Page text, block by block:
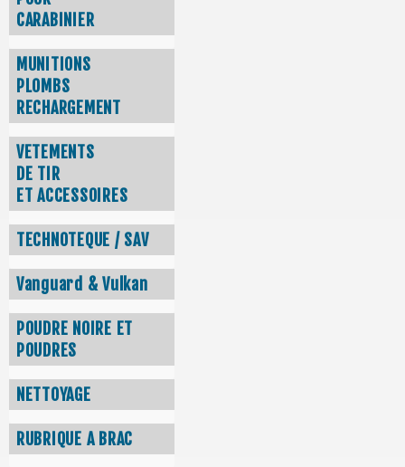
CARABINIER
MUNITIONS
PLOMBS
RECHARGEMENT
VETEMENTS
DE TIR
ET ACCESSOIRES
TECHNOTEQUE / SAV
Vanguard & Vulkan
POUDRE NOIRE ET
POUDRES
NETTOYAGE
RUBRIQUE A BRAC